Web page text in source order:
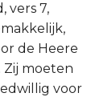
vers 7,
de Heere
Zij moeten
voor